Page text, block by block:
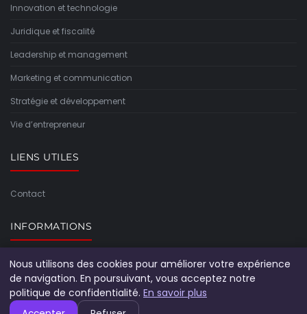
Innovation et technologie
Juridique et fiscalité
Leadership et management
Marketing et communication
Stratégie et développement
Vie d’entrepreneur
LIENS UTILES
Contact
INFORMATIONS
Plan du site
Nous utilisons des cookies pour améliorer votre expérience
de navigation. En poursuivant, vous acceptez notre
politique de confidentialité. En savoir plus